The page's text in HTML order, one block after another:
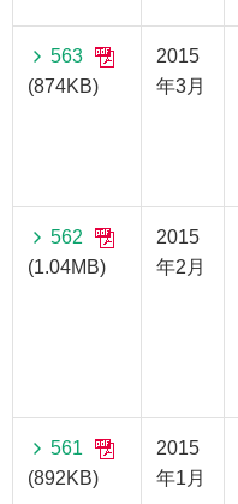
563
(874KB)
2015
年3月
562
(1.04MB)
2015
年2月
561
(892KB)
2015
年1月